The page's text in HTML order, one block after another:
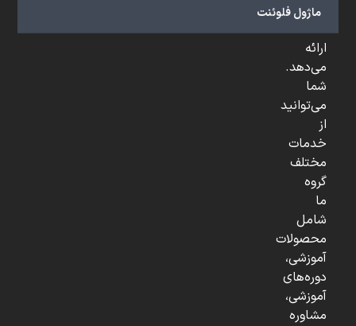
ماژول فلوئنتو
...
ارائه
می‌دهد.
شما
می‌توانید
از
خدمات
مختلف
گروه
ما
شامل
محصولات
آموزشی،
دوره‌های
آموزشی،
مشاوره